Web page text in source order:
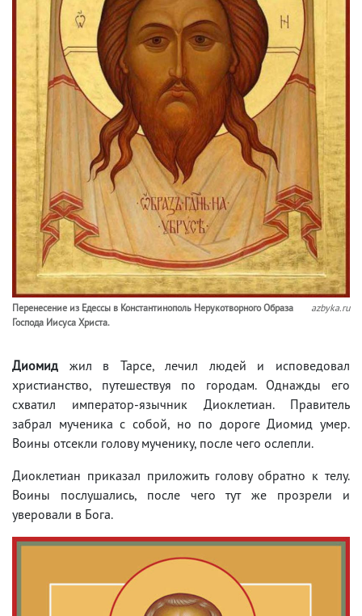
Перенесение из Едессы в Константинополь Нерукотворного Образа
Господа Иисуса Христа.
azbyka.ru
Диомид жил в Тарсе, лечил людей и исповедовал
христианство, путешествуя по городам. Однажды его
схватил император-язычник Диоклетиан. Правитель
забрал мученика с собой, но по дороге Диомид умер.
Воины отсекли голову мученику, после чего ослепли.
Диоклетиан приказал приложить голову обратно к телу.
Воины послушались, после чего тут же прозрели и
уверовали в Бога.